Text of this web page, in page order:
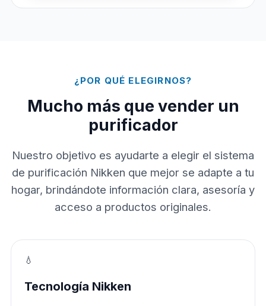
¿POR QUÉ ELEGIRNOS?
Mucho más que vender un
purificador
Nuestro objetivo es ayudarte a elegir el sistema
de purificación Nikken que mejor se adapte a tu
hogar, brindándote información clara, asesoría y
acceso a productos originales.
💧
Tecnología Nikken